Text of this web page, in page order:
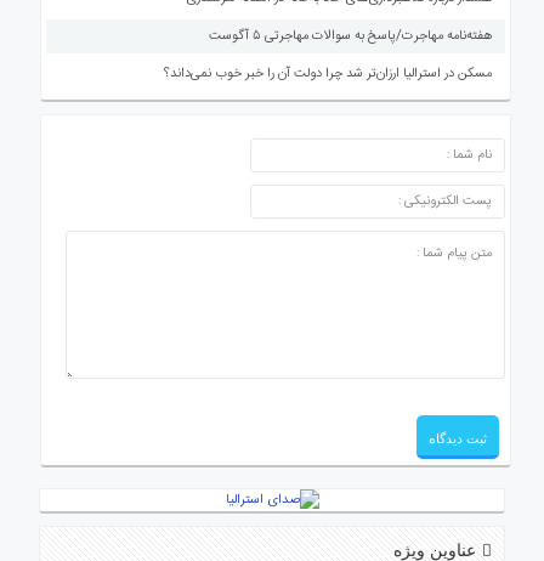
هفته‌نامه مهاجرت/پاسخ به سوالات مهاجرتی ۵ آگوست
مسکن در استرالیا ارزان‌تر شد چرا دولت آن را خبر خوب نمی‌داند؟
ارسال دیدگاه
عناوین ویژه